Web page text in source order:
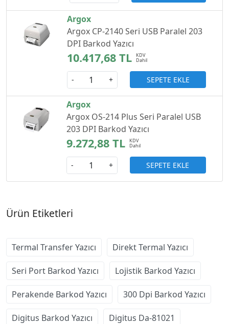
Argox
Argox CP-2140 Seri USB Paralel 203
DPI Barkod Yazıcı
10.417,68 TL
- + SEPETE EKLE
Argox
Argox OS-214 Plus Seri Paralel USB
203 DPI Barkod Yazıcı
9.272,88 TL
- + SEPETE EKLE
Ürün Etiketleri
Termal Transfer Yazıcı Direkt Termal Yazıcı
Seri Port Barkod Yazıcı Lojistik Barkod Yazıcı
Perakende Barkod Yazıcı 300 Dpi Barkod Yazıcı
Digitus Barkod Yazıcı Digitus Da-81021